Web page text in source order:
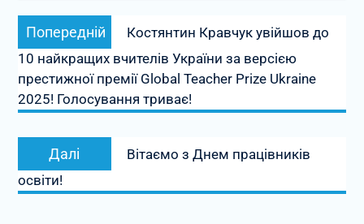
Навігація
записів
Попередній
запис:
Костянтин Кравчук увійшов до
10 найкращих вчителів України за версією
престижної премії Global Teacher Prize Ukraine
2025! Голосування триває!
Далі
Наступний
запис:
Вітаємо з Днем працівників
освіти!